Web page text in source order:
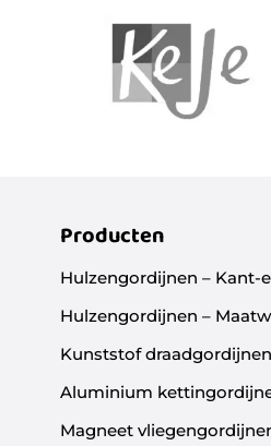
Producten
Hulzengordijnen – Kant-
Hulzengordijnen –
Kunststof draadgordijnen
Aluminium
Magneet